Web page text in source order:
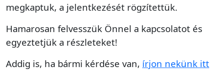
megkaptuk, a jelentkezését rögzítettük.
Hamarosan felvesszük Önnel a kapcsolatot és
egyeztetjük a részleteket!
Addig is, ha bármi kérdése van, írjon nekünk itt